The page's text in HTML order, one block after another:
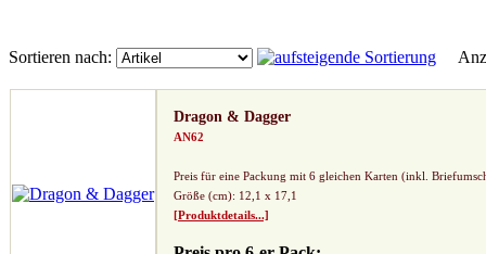
Sortieren nach:
Dragon & Dagger
AN62
Preis für eine Packung mit 6 gleichen Karten (inkl.
Größe (cm): 12,1 x 17,1
[Produktdetails...]